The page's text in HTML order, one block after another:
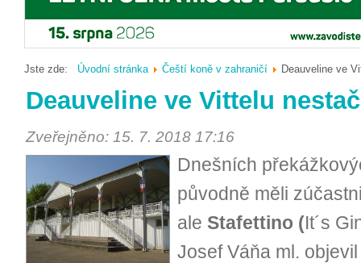
Jste zde: Úvodní stránka Čeští koně v zahraničí Deauveline ve
Deauveline ve Vittelu
Zveřejněno: 15. 7. 2018 17:16
Dnešních
původně měli
ale Stafettino (It´s
Josef Váňa ml.